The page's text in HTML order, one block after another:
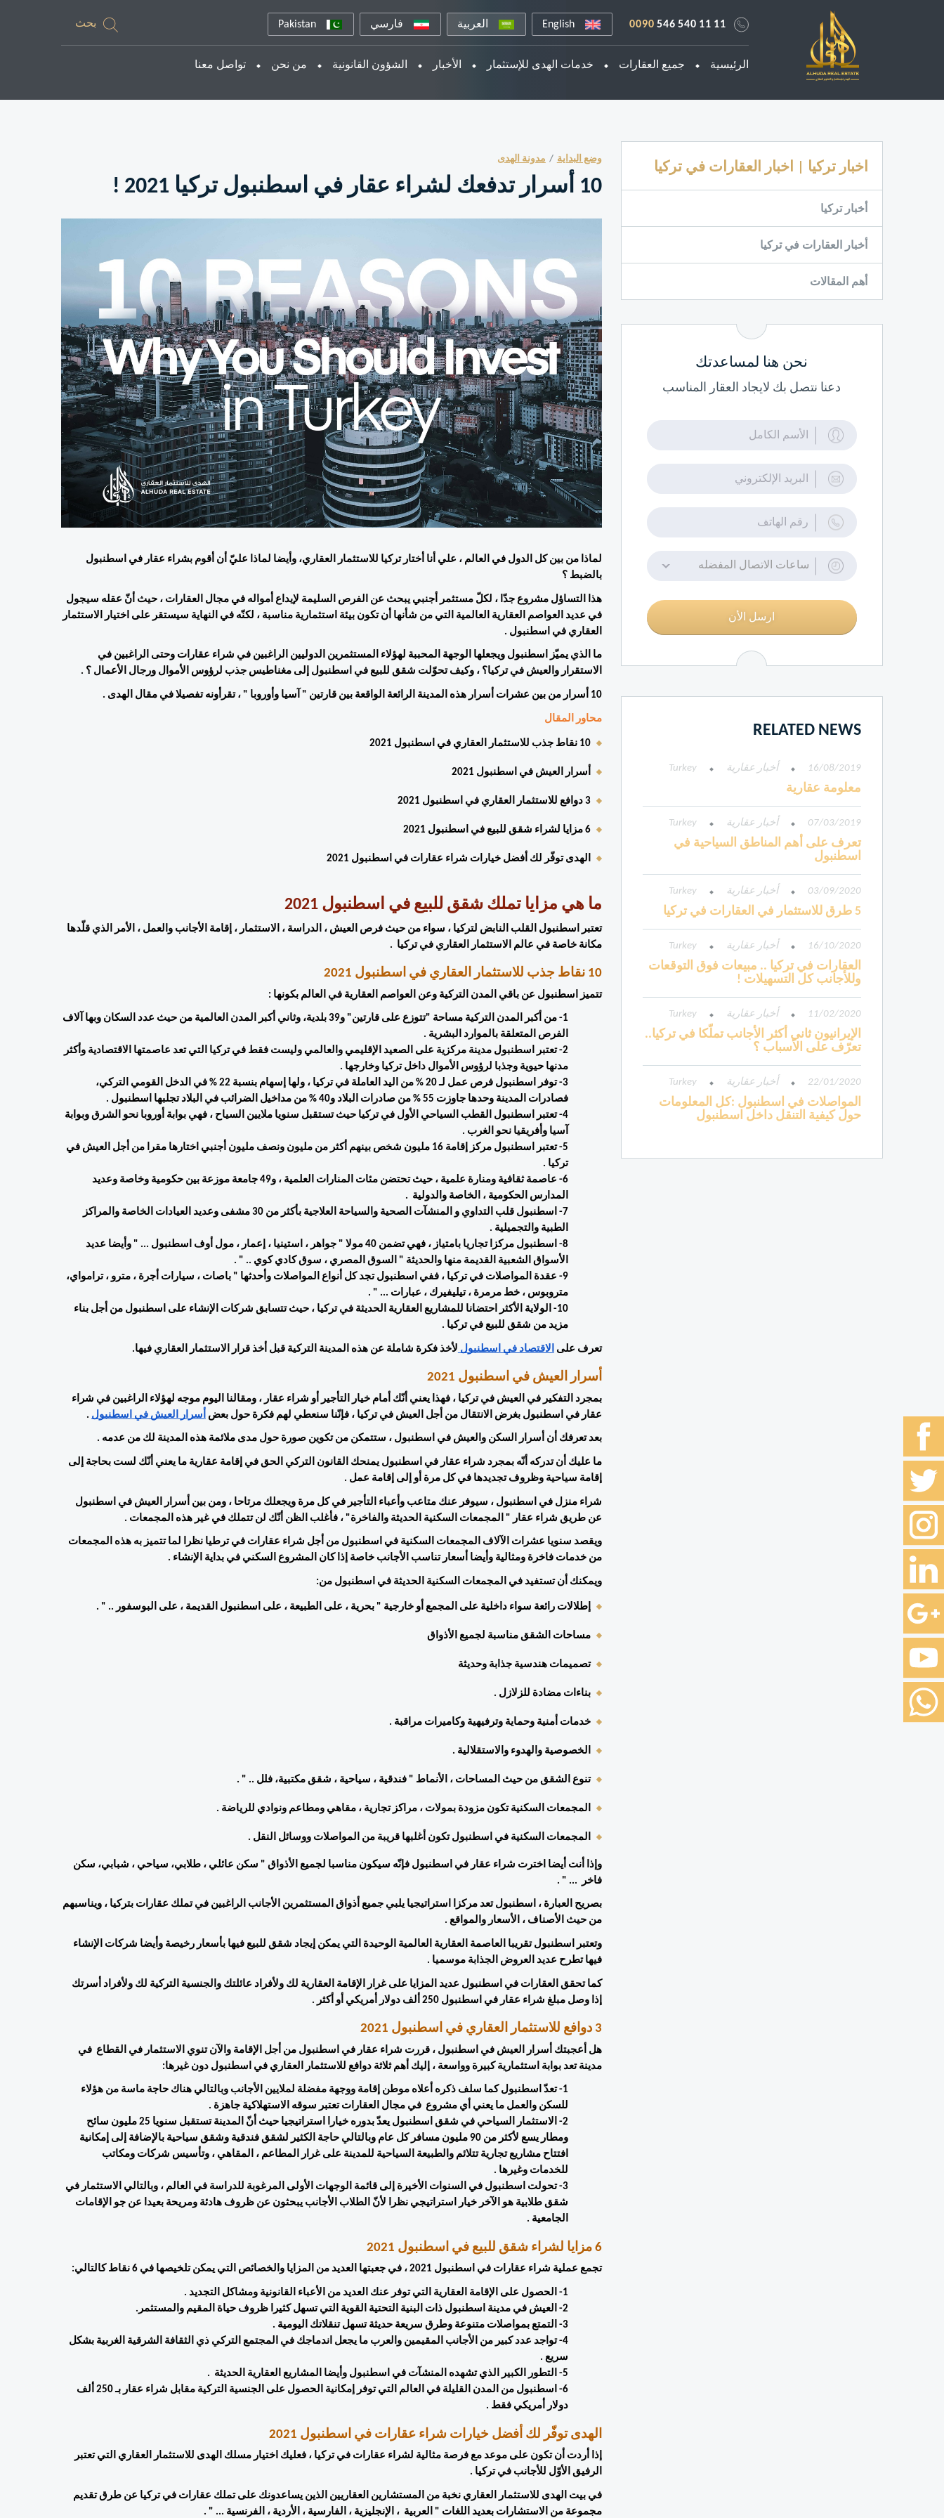
0090 546 540 11 11
English العربية فارسي Pakistan بحث
الرئيسية جميع العقارات خدمات الهدى للإستثمار الأخبار الشؤون القانونية من نحن تواصل معنا
اخبار تركيا | اخبار العقارات في تركيا
أخبار تركيا
أخبار العقارات في تركيا
أهم المقالات
نحن هنا لمساعدتك
دعنا نتصل بك لايجاد العقار المناسب
ساعات الاتصال المفضله
ارسل الأن
RELATED NEWS
16/08/2019 أخبار عقارية Turkey
معلومة عقارية
07/03/2019 أخبار عقارية Turkey
تعرف على أهم المناطق السياحية في
اسطنبول
03/09/2020 أخبار عقارية Turkey
5 طرق للاستثمار في العقارات في تركيا
16/10/2020 أخبار عقارية Turkey
العقارات في تركيا .. مبيعات فوق التوقعات
وللأجانب كل التسهيلات !
11/02/2020 أخبار عقارية Turkey
الإيرانيون ثاني أكثر الأجانب تملّكا في تركيا..
تعرّف على الأسباب ؟
22/01/2020 أخبار عقارية Turkey
المواصلات في اسطنبول :كل المعلومات
حول كيفية التنقل داخل اسطنبول
وضع البداية مدونة الهدى
10 أسرار تدفعك لشراء عقار في اسطنبول تركيا 2021 !
بالضبط ؟
العقاري في اسطنبول .
الاستقرار والعيش في تركيا؟ ، وكيف تحوّلت شقق للبيع في اسطنبول إلى مغناطيس جذب لرؤوس الأموال ورجال الأعمال ؟ .
10 أسرار من بين عشرات أسرار هذه المدينة الرائعة الواقعة بين قارتين " آسيا وأوروبا " ، تقرأونه تفصيلا في مقال الهدى .
محاور المقال
10 نقاط جذب للاستثمار العقاري في اسطنبول 2021
أسرار العيش في اسطنبول 2021
3 دوافع للاستثمار العقاري في اسطنبول 2021
6 مزايا لشراء شقق للبيع في اسطنبول 2021
الهدى توفّر لك أفضل خيارات شراء عقارات في اسطنبول 2021
ما هي مزايا تملك شقق للبيع في اسطنبول 2021
مكانة خاصة في عالم الاستثمار العقاري في تركيا  .
10 نقاط جذب للاستثمار العقاري في اسطنبول 2021
تتميز اسطنبول عن باقي المدن التركية وعن العواصم العقارية في العالم بكونها :
الفرص المتعلقة بالموارد البشرية .
مدنها حيوية وجذبا لرؤوس الأموال داخل تركيا وخارجها .
فصادرات المدينة وحدها جاوزت 55 % من صادرات البلاد و40 % من مداخيل الضرائب في البلاد تجلبها اسطنبول .
آسيا وأفريقيا نحو الغرب .
تركيا .
المدارس الحكومية ، الخاصة والدولية  .
الطبية والتجميلية .
الأسواق الشعبية القديمة منها والحديثة " السوق المصري ، سوق كادي كوي .. " .
متروبوس ، خط مرمرة ، تيليفيرك ، عبارات ... " .
مزيد من شقق للبيع في تركيا .
تعرف على الاقتصاد في اسطنبول لأخذ فكرة شاملة عن هذه المدينة التركية قبل أخذ قرار الاستثمار العقاري فيها.
أسرار العيش في اسطنبول 2021
عقار في اسطنبول بغرض الانتقال من أجل العيش في تركيا ، فإنّنا سنعطي لهم فكرة حول بعض أسرار العيش في اسطنبول .
بعد تعرفك أن أسرار السكن والعيش في اسطنبول ، ستتمكن من تكوين صورة حول مدى ملائمة هذه المدينة لك من عدمه .
إقامة سياحية وظروف تجديدها في كل مرة أو إلى إقامة عمل .
عن طريق شراء عقار " المجمعات السكنية الحديثة والفاخرة" ، فأغلب الظن أنّك لن تتملك في غير هذه المجمعات .
من خدمات فاخرة ومثالية وأيضا أسعار تناسب الأجانب خاصة إذا كان المشروع السكني في بداية الإنشاء .
ويمكنك أن تستفيد في المجمعات السكنية الحديثة في اسطنبول من:
إطلالات رائعة سواء داخلية على المجمع أو خارجية " بحرية ، على الطبيعة ، على اسطنبول القديمة ، على البوسفور .. " .
مساحات الشقق مناسبة لجميع الأذواق
تصميمات هندسية جذابة وحديثة
بناءات مضادة للزلازل .
خدمات أمنية وحماية وترفيهية وكاميرات مراقبة .
الخصوصية والهدوء والاستقلالية .
تنوع الشقق من حيث المساحات ، الأنماط " فندقية ، سياحية ، شقق مكتبية، فلل .. " .
المجمعات السكنية تكون مزودة بمولات ، مراكز تجارية ، مقاهي ومطاعم ونوادي للرياضة .
المجمعات السكنية في اسطنبول تكون أغلبها قريبة من المواصلات ووسائل النقل .
فاخر  ... " .
من حيث الأصناف ، الأسعار والمواقع .
فيها تطرح عديد العروض الجذابة موسميا .
إذا وصل مبلغ شراء عقار في اسطنبول 250 ألف دولار أمريكي أو أكثر .
3 دوافع للاستثمار العقاري في اسطنبول 2021
مدينة تعد بوابة استثمارية كبيرة وواسعة ، إليك أهم ثلاثة دوافع للاستثمار العقاري في اسطنبول دون غيرها:
للسكن والعمل ما يعني أي مشروع  في مجال العقارات تعتبر سوقه الاستهلاكية جاهزة .
للخدمات وغيرها .
الجامعية .
6 مزايا لشراء شقق للبيع في اسطنبول 2021
تجمع عملية شراء عقارات في اسطنبول 2021 ، في جعبتها العديد من المزايا والخصائص التي يمكن تلخيصها في 6 نقاط كالتالي:
1- الحصول على الإقامة العقارية التي توفر عنك العديد من الأعباء القانونية ومشاكل التجديد .
2- العيش في مدينة اسطنبول ذات البنية التحتية القوية التي تسهل كثيرا ظروف حياة المقيم والمستثمر.
3- التمتع بمواصلات متنوعة وطرق سريعة حديثة تسهل تنقلاتك اليومية .
سريع .
5- التطور الكبير الذي تشهده المنشآت في اسطنبول وأيضا المشاريع العقارية الحديثة  .
دولار أمريكي فقط .
الهدى توفّر لك أفضل خيارات شراء عقارات في اسطنبول 2021
الرفيق الأوّل للأجانب في تركيا .
مجموعة من الاستشارات بعديد اللغات " العربية  ، الإنجليزية ، الفارسية ، الأردية ، الفرنسية ... " .